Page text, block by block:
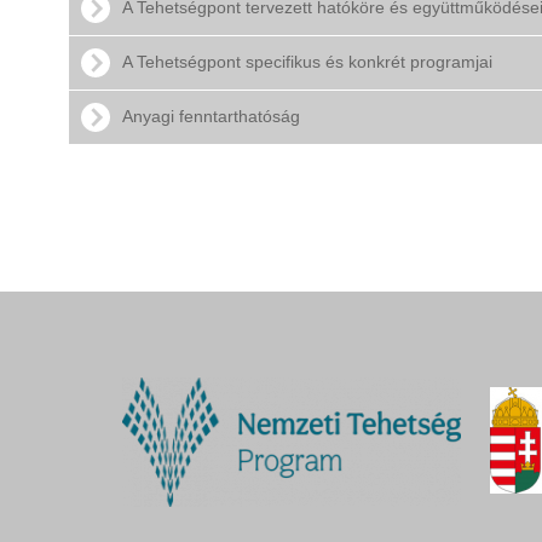
A Tehetségpont tervezett hatóköre és együttműködései
A Tehetségpont specifikus és konkrét programjai
Anyagi fenntarthatóság